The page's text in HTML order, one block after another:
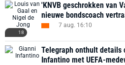
18
'KNVB geschrokken van
nieuwe bondscoach
7 aug. 16:10
Telegraph onthult
Infantino met UEFA-